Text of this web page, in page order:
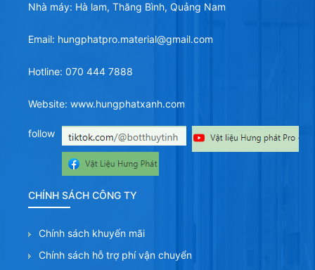
Nhà máy: Hà lam, Thăng Bình, Quảng Nam
Email: hungphatpro.material@gmail.com
Hotline: 070 444 7888
Website: www.hungphatxanh.com
follow
CHÍNH SÁCH CÔNG TY
Chính sách khuyến mãi
Chính sách hỗ trợ phí vận chuyển